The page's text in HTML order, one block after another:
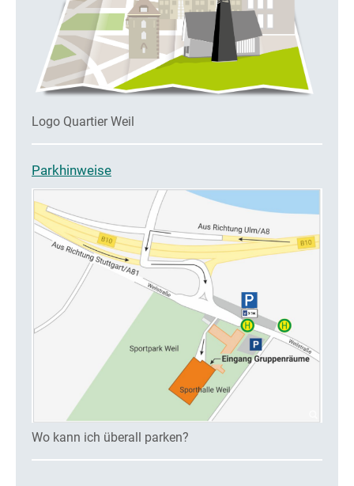
Logo Quartier Weil
Parkhinweise
Wo kann ich überall parken?